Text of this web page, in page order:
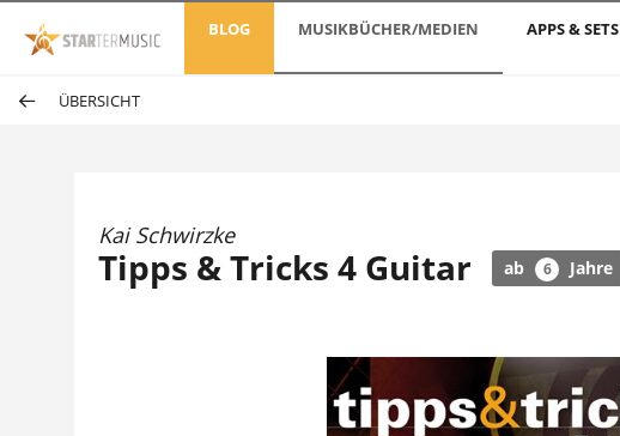
BLOG MUSIKBÜCHER/MEDIEN APPS & SETS
ÜBERSICHT
Kai Schwirzke
Tipps & Tricks 4 Guitar ab 6 Jahre